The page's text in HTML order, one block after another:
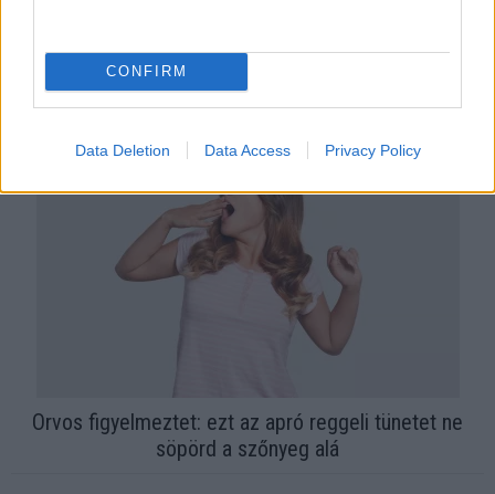
CONFIRM
Data Deletion Data Access Privacy Policy
Ha ezt érzed evés után, a szervezeted fontos dologra
próbál figyelmeztetni
Orvos figyelmeztet: ezt az apró reggeli tünetet ne
söpörd a szőnyeg alá